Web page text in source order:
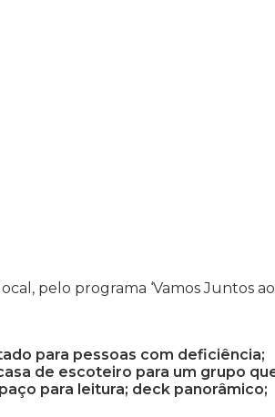
pelo programa ‘Vamos Juntos ao
para pessoas com deficiência;
de escoteiro para um grupo
para leitura; deck panorâmico;